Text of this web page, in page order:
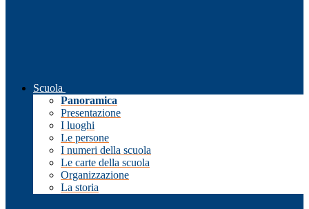
Scuola
Panoramica
Presentazione
I luoghi
Le persone
I numeri della scuola
Le carte della scuola
Organizzazione
La storia